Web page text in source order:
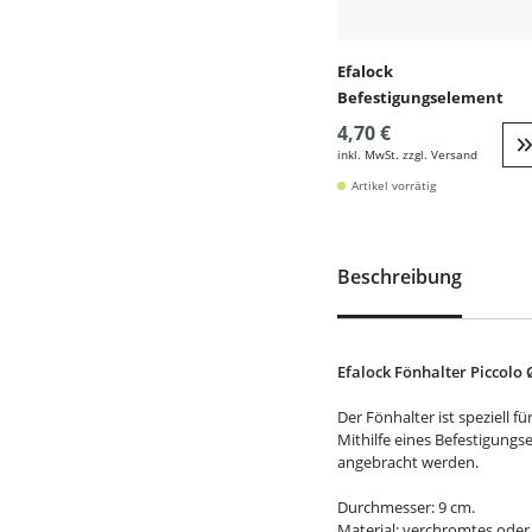
Efalock
Befestigungselement
4,70 €
inkl. MwSt. zzgl. Versand
Artikel vorrätig
Beschreibung
Efalock Fönhalter Piccolo
Der Fönhalter ist speziell
Mithilfe eines
angebracht werden.
Durchmesser: 9 cm.